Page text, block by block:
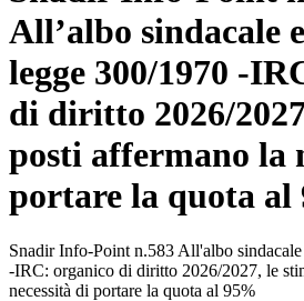
All’albo sindacale
legge 300/1970 -
di diritto 2026/
posti affermano la
portare la quota al
Snadir Info-Point n.583 All'albo sindacale ex art.25 legge 300/1970
-IRC: organico di diritto 2026/2027, le
necessità di portare la quota al 95%